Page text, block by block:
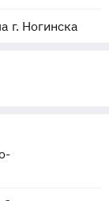
г. Ногинска